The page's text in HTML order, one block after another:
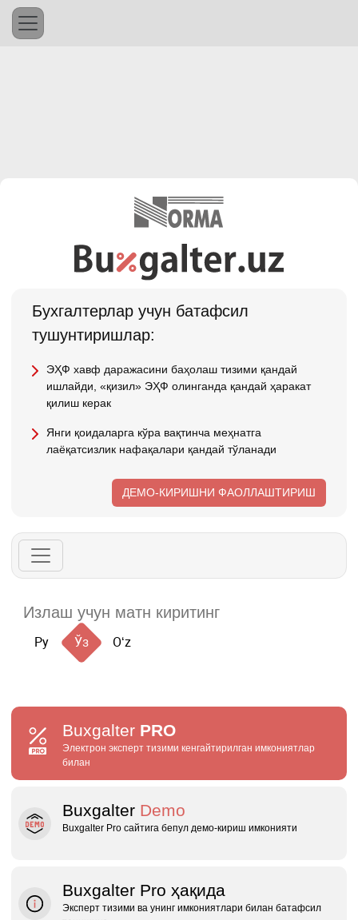
Бухгалтерлар учун батафсил
тушунтиришлар:
ЭҲФ хавф даражасини баҳолаш тизими қандай
ишлайди, «қизил» ЭҲФ олинганда қандай ҳаракат
қилиш керак
Янги қоидаларга кўра вақтинча меҳнатга
лаёқатсизлик нафақалари қандай тўланади
ДЕМО-КИРИШНИ ФАОЛЛАШТИРИШ
Ру Ўз Oʻz
Buxgalter PRO
Электрон эксперт тизими кенгайтирилган имкониятлар
билан
Buxgalter Demo
Buxgalter Pro сайтига бепул демо‑кириш имконияти
Buxgalter Pro ҳақида
Эксперт тизими ва унинг имкониятлари билан батафсил